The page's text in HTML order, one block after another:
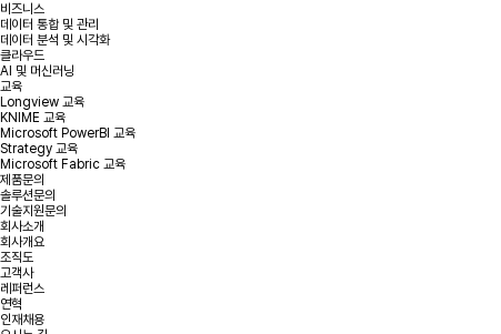
비즈니스
데이터 통합 및 관리
데이터 분석 및 시각화
클라우드
AI 및 머신러닝
교육
Longview 교육
KNIME 교육
Microsoft PowerBI 교육
Strategy 교육
Microsoft Fabric 교육
제품문의
솔루션문의
기술지원문의
회사소개
회사개요
조직도
고객사
레퍼런스
연혁
인재채용